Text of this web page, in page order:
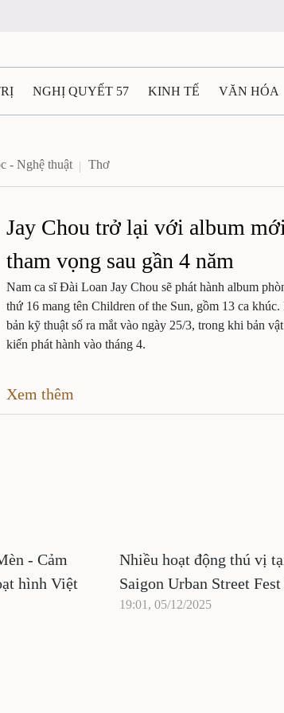
NGHỊ QUYẾT 57 KINH TẾ VĂN HÓA
- MÔI TRƯỜNG THỂ THAO THÔNG TIN
VIDEO CÁC ĐỀ ÁN TRỌNG TÂM
- Nghệ thuật Thơ
Jay Chou trở lại với album
tham vọng sau gần 4 năm
Nam ca sĩ Đài Loan Jay Chou sẽ phát hành album
thứ 16 mang tên Children of the Sun, gồm 13 ca khúc.
bản kỹ thuật số ra mắt vào ngày 25/3, trong khi bản
kiến phát hành vào tháng 4.
Xem thêm
- Cảm
hình Việt
Nhiều hoạt động thú vị
Saigon Urban Street
19:01, 05/12/2025